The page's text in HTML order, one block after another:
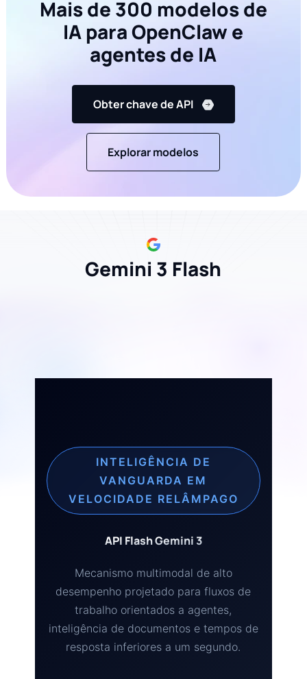
Mais de 300 modelos de
IA para OpenClaw e
agentes de IA
Obter chave de API
Explorar modelos
Gemini 3 Flash
INTELIGÊNCIA DE
VANGUARDA EM
VELOCIDADE RELÂMPAGO
API Flash Gemini 3
Mecanismo multimodal de alto
desempenho projetado para fluxos de
trabalho orientados a agentes,
inteligência de documentos e tempos de
resposta inferiores a um segundo.